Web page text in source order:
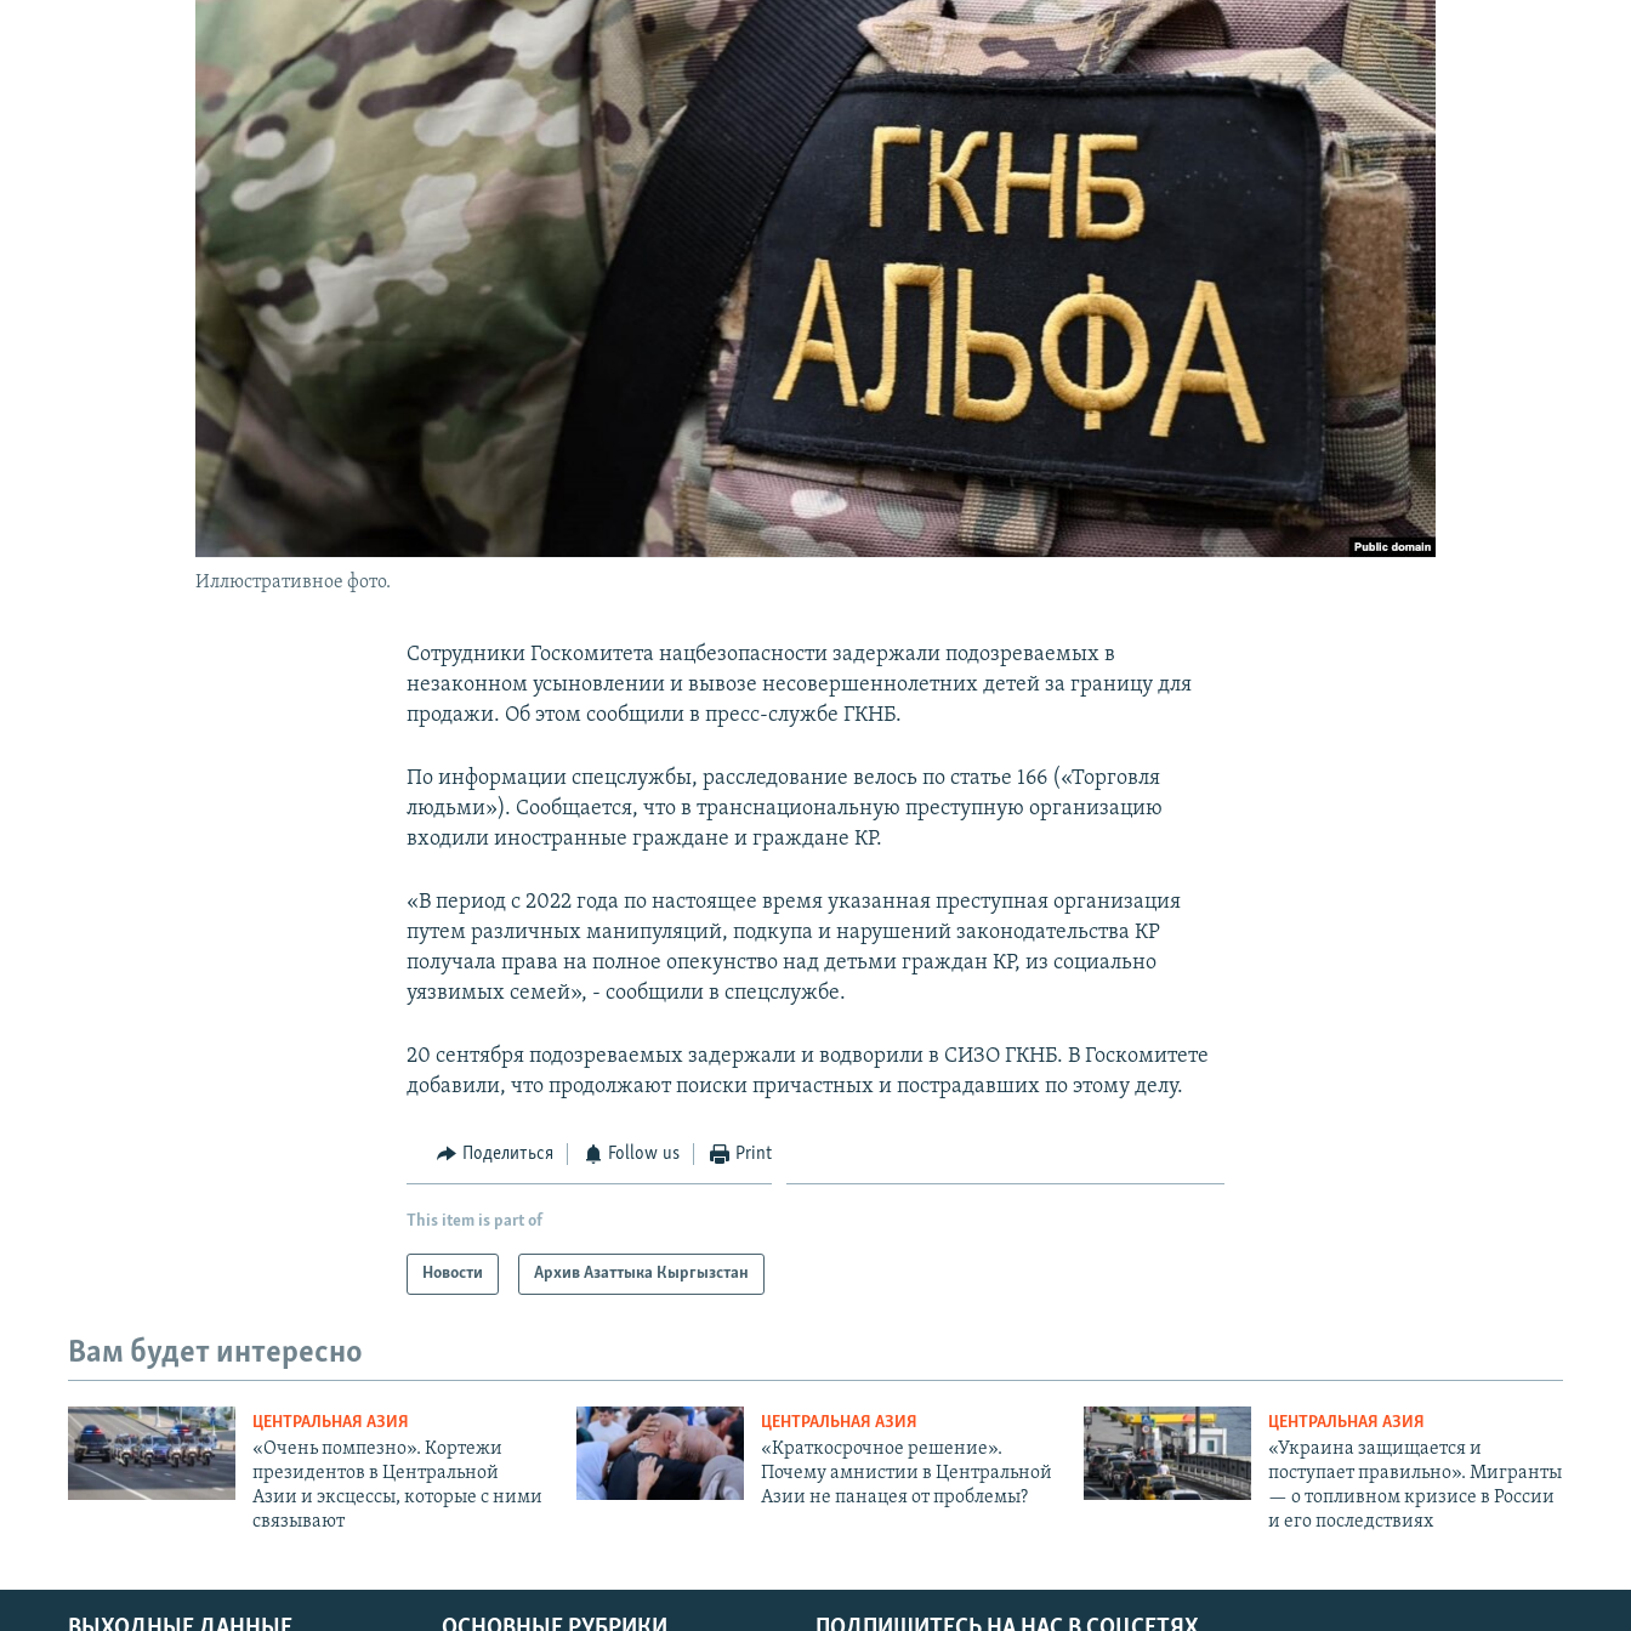
Иллюстративное фото.
Сотрудники Госкомитета нацбезопасности задержали подозреваемых в
незаконном усыновлении и вывозе несовершеннолетних детей за границу для
продажи. Об этом сообщили в пресс-службе ГКНБ.
По информации спецслужбы, расследование велось по статье 166 («Торговля
людьми»). Сообщается, что в транснациональную преступную организацию
входили иностранные граждане и граждане КР.
«В период с 2022 года по настоящее время указанная преступная организация
путем различных манипуляций, подкупа и нарушений законодательства КР
получала права на полное опекунство над детьми граждан КР, из социально
уязвимых семей», - сообщили в спецслужбе.
20 сентября подозреваемых задержали и водворили в СИЗО ГКНБ. В Госкомитете
добавили, что продолжают поиски причастных и пострадавших по этому делу.
Поделиться Follow us Print
This item is part of
Новости Архив Азаттыка Кыргызстан
Вам будет интересно
ЦЕНТРАЛЬНАЯ АЗИЯ
«Очень помпезно». Кортежи
президентов в Центральной
Азии и эксцессы, которые с ними
связывают
ЦЕНТРАЛЬНАЯ АЗИЯ
«Краткосрочное решение».
Почему амнистии в Центральной
Азии не панацея от проблемы?
ЦЕНТРАЛЬНАЯ АЗИЯ
«Украина защищается и
поступает правильно». Мигранты
— о топливном кризисе в России
и его последствиях